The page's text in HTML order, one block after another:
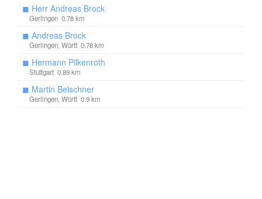
◼ Herr Andreas Brock
Gerlingen 0.78 km
◼ Andreas Brock
Gerlingen, Württ 0.78 km
◼ Hermann Pilkenroth
Stuttgart 0.89 km
◼ Martin Belschner
Gerlingen, Württ 0.9 km